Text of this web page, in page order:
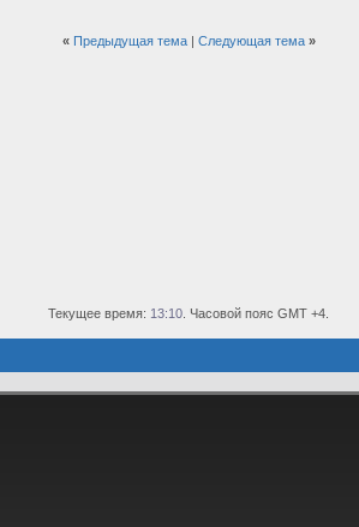
« Предыдущая тема| Следующая тема »
Текущее время: 13:10 . Часовой пояс GMT +4.